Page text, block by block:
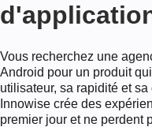
Vous recherchez une
Android pour un produit
utilisateur, sa rapidité et
Innowise crée des
premier jour et ne perdent